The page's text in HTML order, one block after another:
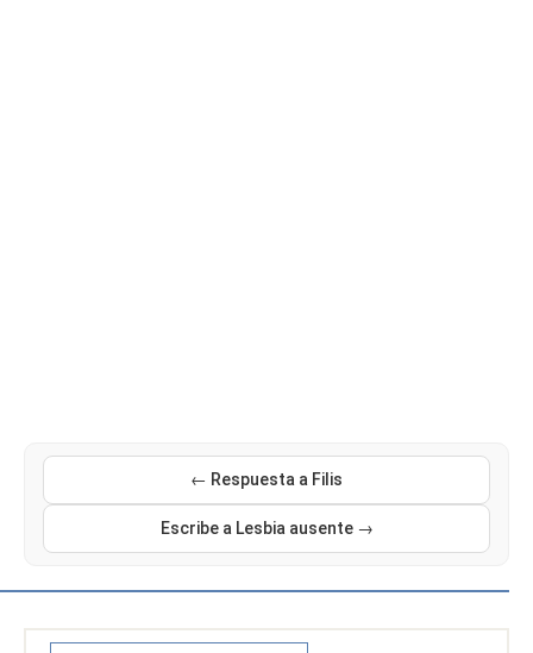
← Respuesta a Filis
Escribe a Lesbia ausente →